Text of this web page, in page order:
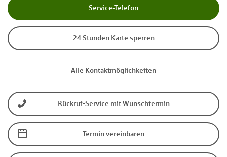
Service-Telefon
24 Stunden Karte sperren
Alle Kontaktmöglichkeiten
Rückruf-Service mit Wunschtermin
Termin vereinbaren